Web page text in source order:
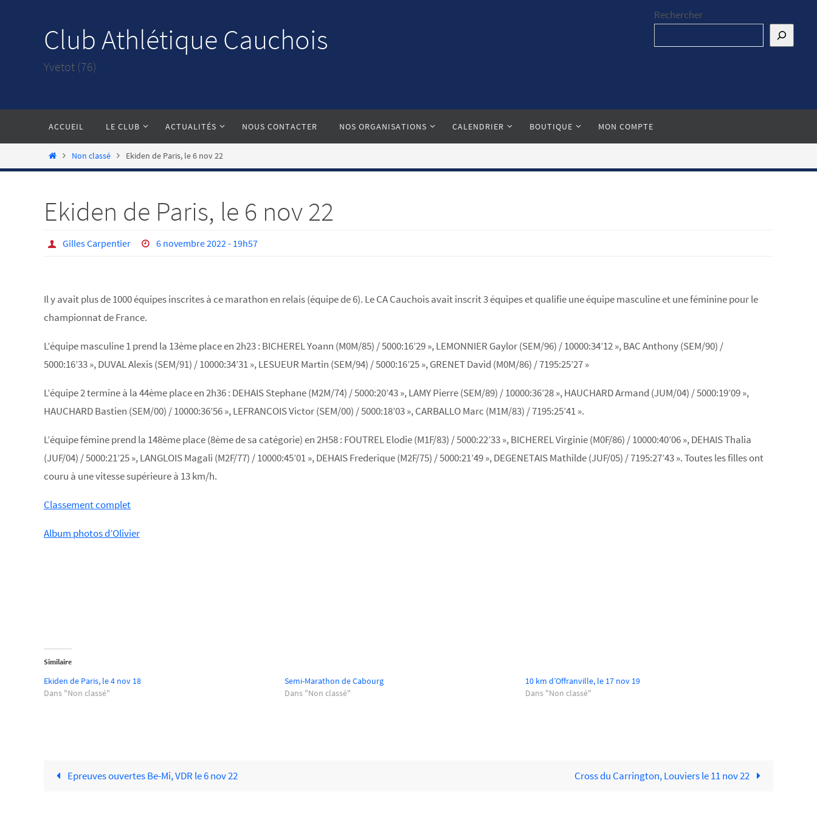
Club Athlétique Cauchois
Yvetot (76)
Rechercher
le
ACCUEIL LE CLUB ACTUALITÉS NOUS CONTACTER NOS ORGANISATIONS CALENDRIER BOUTIQUE MON COMPTE
HomeNon classé Ekiden de Paris, le 6 nov 22
Ekiden de Paris, le 6 nov 22
Gilles Carpentier 6 novembre 2022 - 19h57
Il y avait plus de 1000 équipes inscrites à ce marathon en relais (équipe de 6). Le CA Cauchois avait inscrit 3 équipes et qualifie une équipe masculine et une féminine pour le
championnat de France.
L’équipe masculine 1 prend la 13ème place en 2h23 : BICHEREL Yoann (M0M/85) / 5000:16’29 », LEMONNIER Gaylor (SEM/96) / 10000:34’12 », BAC Anthony (SEM/90) /
5000:16’33 », DUVAL Alexis (SEM/91) / 10000:34’31 », LESUEUR Martin (SEM/94) / 5000:16’25 », GRENET David (M0M/86) / 7195:25’27 »
L’équipe 2 termine à la 44ème place en 2h36 : DEHAIS Stephane (M2M/74) / 5000:20’43 », LAMY Pierre (SEM/89) / 10000:36’28 », HAUCHARD Armand (JUM/04) / 5000:19’09 »,
HAUCHARD Bastien (SEM/00) / 10000:36’56 », LEFRANCOIS Victor (SEM/00) / 5000:18’03 », CARBALLO Marc (M1M/83) / 7195:25’41 ».
L’équipe fémine prend la 148ème place (8ème de sa catégorie) en 2H58 : FOUTREL Elodie (M1F/83) / 5000:22’33 », BICHEREL Virginie (M0F/86) / 10000:40’06 », DEHAIS Thalia
(JUF/04) / 5000:21’25 », LANGLOIS Magali (M2F/77) / 10000:45’01 », DEHAIS Frederique (M2F/75) / 5000:21’49 », DEGENETAIS Mathilde (JUF/05) / 7195:27’43 ». Toutes les filles ont
couru à une vitesse supérieure à 13 km/h.
Classement complet
Album photos d’Olivier
Similaire
Ekiden de Paris, le 4 nov 18
Dans "Non classé"
Semi-Marathon de Cabourg
Dans "Non classé"
10 km d’Offranville, le 17 nov 19
Dans "Non classé"
Epreuves ouvertes Be-Mi, VDR le 6 nov 22 Cross du Carrington, Louviers le 11 nov 22